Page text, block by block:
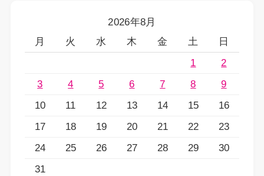
2026年8月
月
火 水 木 金 土
日
1
2
3
4 5 6 7 8
9
10
11 12 13 14 15
16
17
18 19 20 21 22
23
24
25 26 27 28 29
30
31